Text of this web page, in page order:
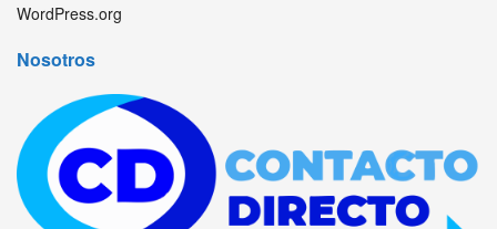
WordPress.org
Nosotros